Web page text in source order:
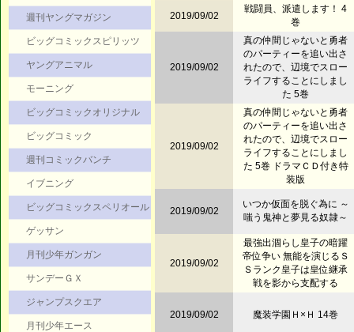
週刊ヤングマガジン
ビッグコミックスピリッツ
ヤングアニマル
モーニング
ビッグコミックオリジナル
ビッグコミック
週刊コミックバンチ
イブニング
ビッグコミックスペリオール
ゲッサン
月刊少年ガンガン
サンデーＧＸ
ジャンプスクエア
月刊少年エース
2019/09/02
戦闘員、派遣します！ 4
巻
2019/09/02
真の仲間じゃないと勇者
のパーティーを追い出さ
れたので、辺境でスロー
ライフすることにしまし
た 5巻
2019/09/02
真の仲間じゃないと勇者
のパーティーを追い出さ
れたので、辺境でスロー
ライフすることにしまし
た 5巻 ドラマＣＤ付き特
装版
2019/09/02
いつか仮面を脱ぐ為に ～
嗤う鬼神と夢見る奴隷～
2019/09/02
最強出涸らし皇子の暗躍
帝位争い 無能を演じるＳ
Ｓランク皇子は皇位継承
戦を影から支配する
2019/09/02 魔装学園Ｈ×Ｈ 14巻